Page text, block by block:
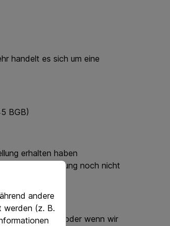
handelt es sich um eine
BGB)
erhalten haben
noch nicht
oder wenn wir
andere
werden (z. B.